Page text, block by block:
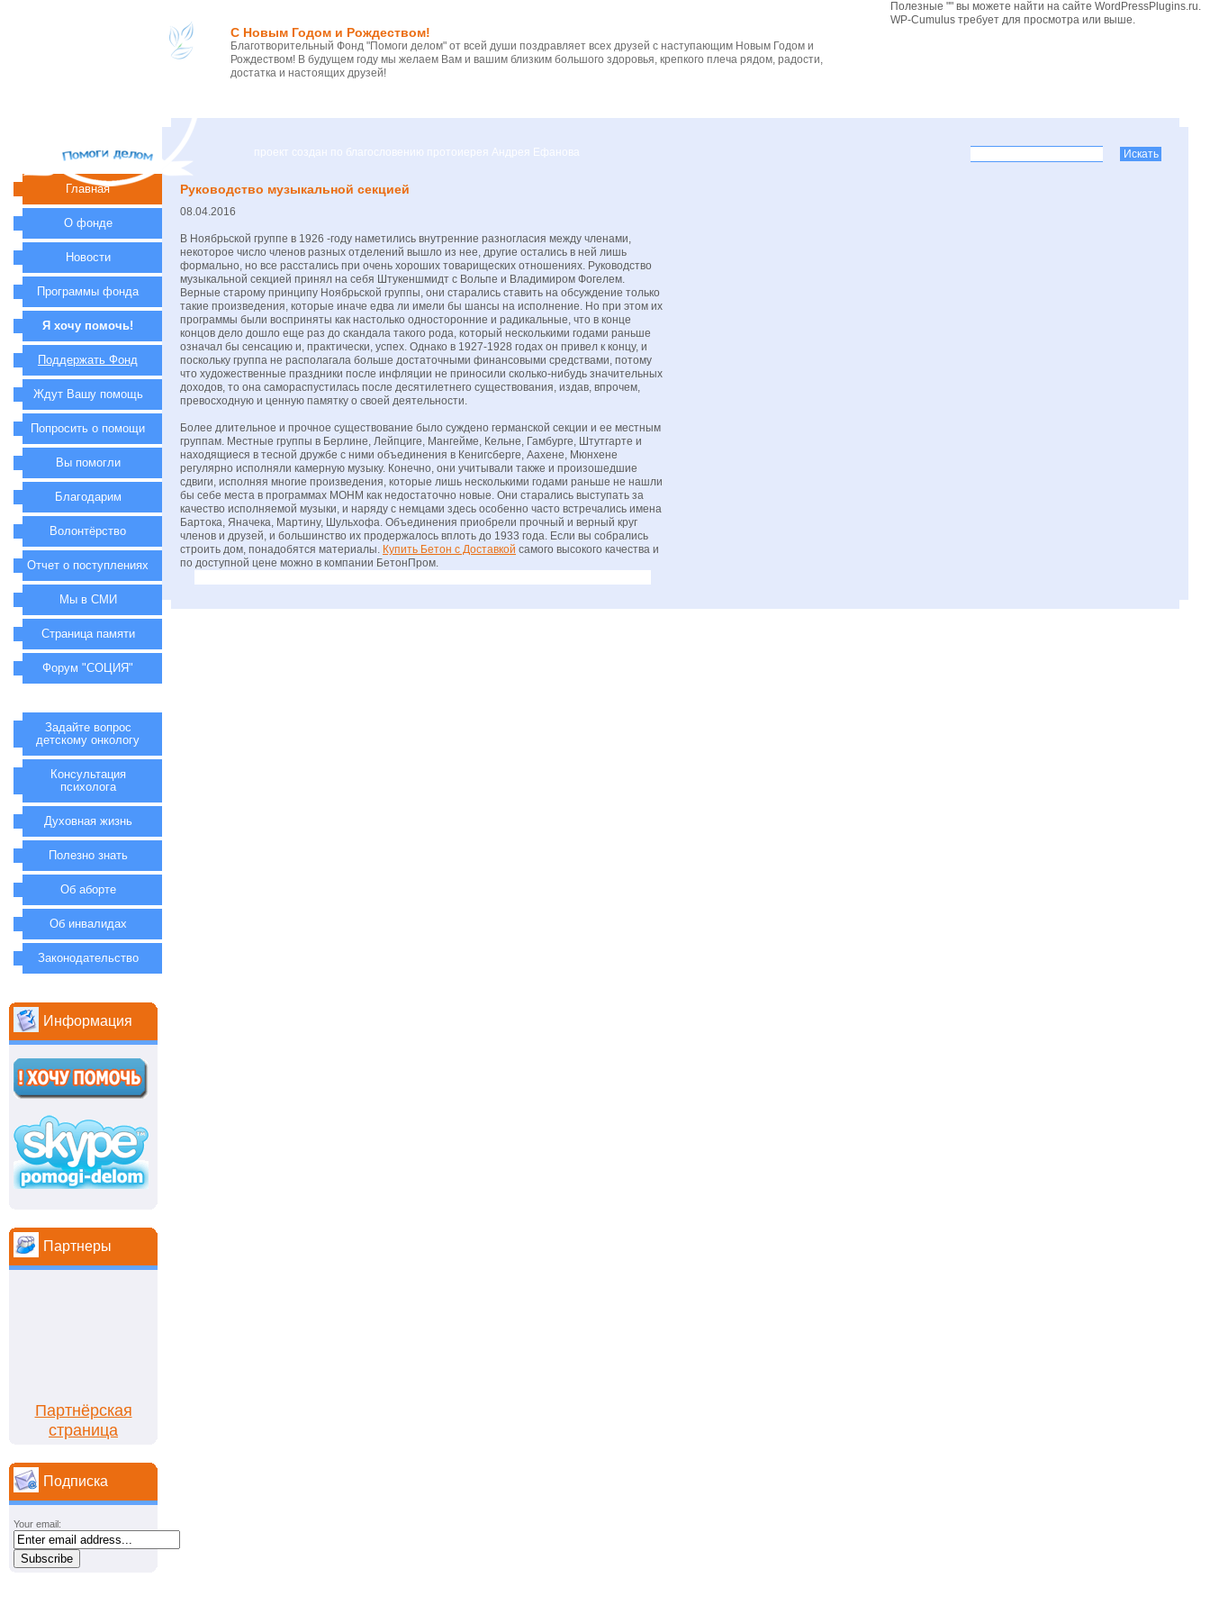
С Новым Годом и Рождеством!
Благотворительный Фонд "Помоги делом" от всей души поздравляет всех друзей с наступающим Новым Годом и
Рождеством! В будущем году мы желаем Вам и вашим близким большого здоровья, крепкого плеча рядом, радости,
достатка и настоящих друзей!
Полезные "" вы можете найти на сайте WordPressPlugins.ru.
WP-Cumulus требует для просмотра или выше.
проект создан по благословению протоиерея Андрея Ефанова
Руководство музыкальной секцией
08.04.2016
В Ноябрьской группе в 1926 -году наметились внутренние разногласия между членами,
некоторое число членов разных отделений вышло из нее, другие остались в ней лишь
формально, но все расстались при очень хороших товарищеских отношениях. Руководство
музыкальной секцией принял на себя Штукеншмидт с Вольпе и Владимиром Фогелем.
Верные старому принципу Ноябрьской группы, они старались ставить на обсуждение только
такие произведения, которые иначе едва ли имели бы шансы на исполнение. Но при этом их
программы были восприняты как настолько односторонние и радикальные, что в конце
концов дело дошло еще раз до скандала такого рода, который несколькими годами раньше
означал бы сенсацию и, практически, успех. Однако в 1927-1928 годах он привел к концу, и
поскольку группа не располагала больше достаточными финансовыми средствами, потому
что художественные праздники после инфляции не приносили сколько-нибудь значительных
доходов, то она самораспустилась после десятилетнего существования, издав, впрочем,
превосходную и ценную памятку о своей деятельности.
Более длительное и прочное существование было суждено германской секции и ее местным
группам. Местные группы в Берлине, Лейпциге, Мангейме, Кельне, Гамбурге, Штутгарте и
находящиеся в тесной дружбе с ними объединения в Кенигсберге, Аахене, Мюнхене
регулярно исполняли камерную музыку. Конечно, они учитывали также и произошедшие
сдвиги, исполняя многие произведения, которые лишь несколькими годами раньше не нашли
бы себе места в программах МОНМ как недостаточно новые. Они старались выступать за
качество исполняемой музыки, и наряду с немцами здесь особенно часто встречались имена
Бартока, Яначека, Мартину, Шульхофа. Объединения приобрели прочный и верный круг
членов и друзей, и большинство их продержалось вплоть до 1933 года. Если вы собрались
строить дом, понадобятся материалы. Купить Бетон с Доставкой самого высокого качества и
по доступной цене можно в компании БетонПром.
Главная
О фонде
Новости
Программы фонда
Я хочу помочь!
Поддержать Фонд
Ждут Вашу помощь
Попросить о помощи
Вы помогли
Благодарим
Волонтёрство
Отчет о поступлениях
Мы в СМИ
Страница памяти
Форум "СОЦИЯ"
Задайте вопрос
детскому онкологу
Консультация
психолога
Духовная жизнь
Полезно знать
Об аборте
Об инвалидах
Законодательство
Информация
Партнеры
Партнёрская
страница
Подписка
Your email: